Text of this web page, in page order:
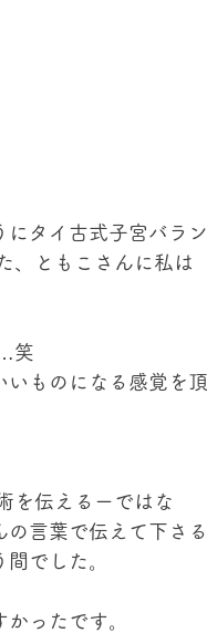
タイ古式子宮バラン
、ともこさんに私は
笑
いものになる感覚を頂
を伝えるーではな
言葉で伝えて下さる
でした。
ったです。